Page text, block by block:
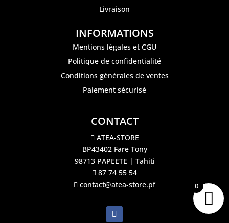
Livraison
INFORMATIONS
Mentions légales et CGU
Politique de confidentialité
Conditions générales de ventes
Paiement sécurisé
CONTACT
ATEA-STORE
BP43402 Fare Tony
98713 PAPEETE | Tahiti
87 74 55 54
contact@atea-store.pf
0